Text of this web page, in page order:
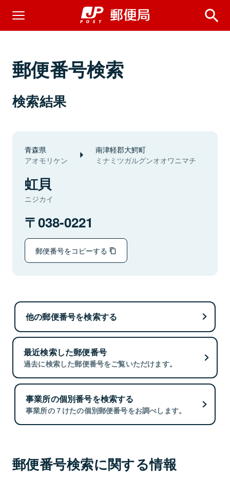
郵便番号検索
検索結果
青森県
アオモリケン
南津軽郡大鰐町
ミナミツガルグンオオワニマチ
虹貝
ニジカイ
038-0221
郵便番号をコピーする
他の郵便番号を検索する
最近検索した郵便番号
過去に検索した郵便番号をご覧いただけます。
事業所の個別番号を検索する
事業所の７けたの個別郵便番号をお調べします。
郵便番号検索に関する情報